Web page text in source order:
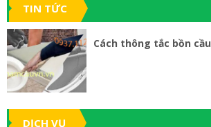
TIN TỨC
Cách thông tắc bồn cầu
DỊCH VỤ